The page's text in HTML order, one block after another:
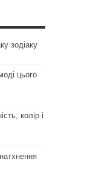
зодіаку
цього
колір і